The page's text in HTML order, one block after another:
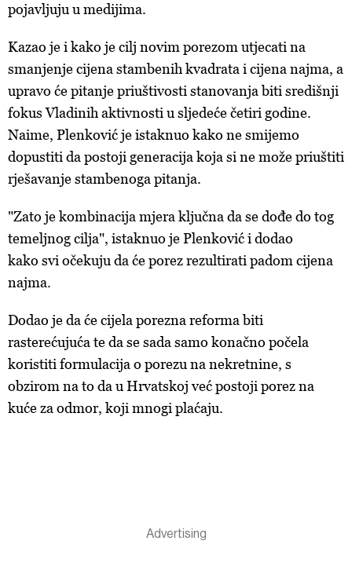
pojavljuju u medijima.
Kazao je i kako je cilj novim porezom utjecati na
smanjenje cijena stambenih kvadrata i cijena najma, a
upravo će pitanje priuštivosti stanovanja biti središnji
fokus Vladinih aktivnosti u sljedeće četiri godine.
Naime, Plenković je istaknuo kako ne smijemo
dopustiti da postoji generacija koja si ne može priuštiti
rješavanje stambenoga pitanja.
"Zato je kombinacija mjera ključna da se dođe do tog
temeljnog cilja", istaknuo je Plenković i dodao
kako svi očekuju da će porez rezultirati padom cijena
najma.
Dodao je da će cijela porezna reforma biti
rasterećujuća te da se sada samo konačno počela
koristiti formulacija o porezu na nekretnine, s
obzirom na to da u Hrvatskoj već postoji porez na
kuće za odmor, koji mnogi plaćaju.